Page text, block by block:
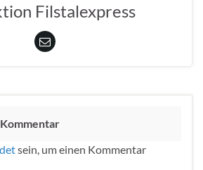
Filstalexpress
sein, um einen Kommentar